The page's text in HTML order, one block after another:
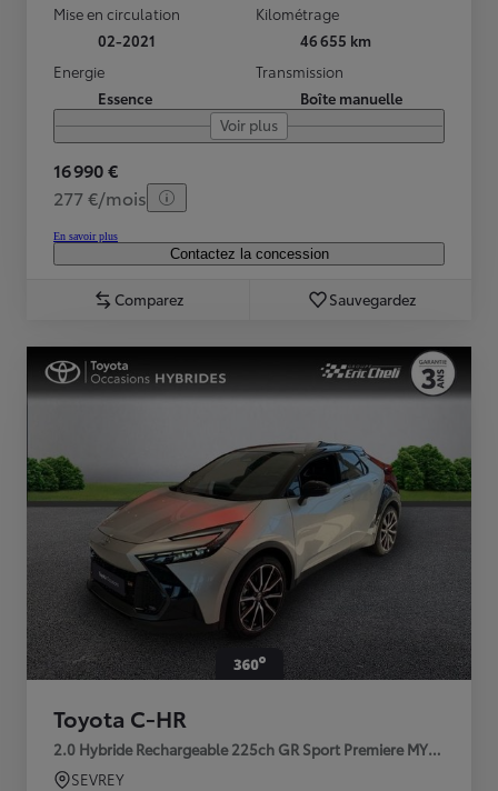
Mise en circulation
02-2021
Kilométrage
46 655 km
Energie
Essence
Transmission
Boîte manuelle
Voir plus
16 990 €
277 €/mois
En savoir plus
Contactez la concession
Comparez Sauvegardez
Toyota C-HR
2.0 Hybride Rechargeable 225ch GR Sport Premiere MY25
SEVREY